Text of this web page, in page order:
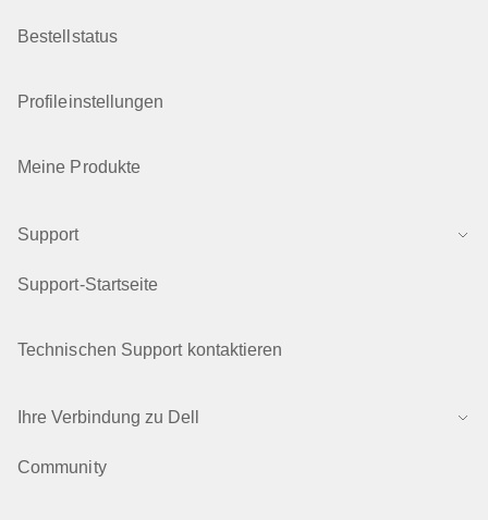
Bestellstatus
Profileinstellungen
Meine Produkte
Support
Support-Startseite
Technischen Support kontaktieren
Ihre Verbindung zu Dell
Community